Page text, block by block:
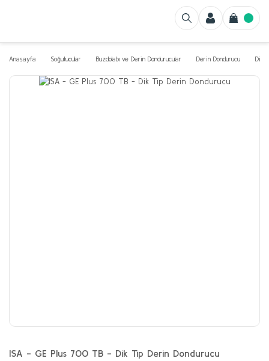
Anasayfa Soğutucular Buzdolabı ve Derin Dondurucular Derin Dondurucu Dik
ISA - GE Plus 700 TB - Dik Tip Derin Dondurucu